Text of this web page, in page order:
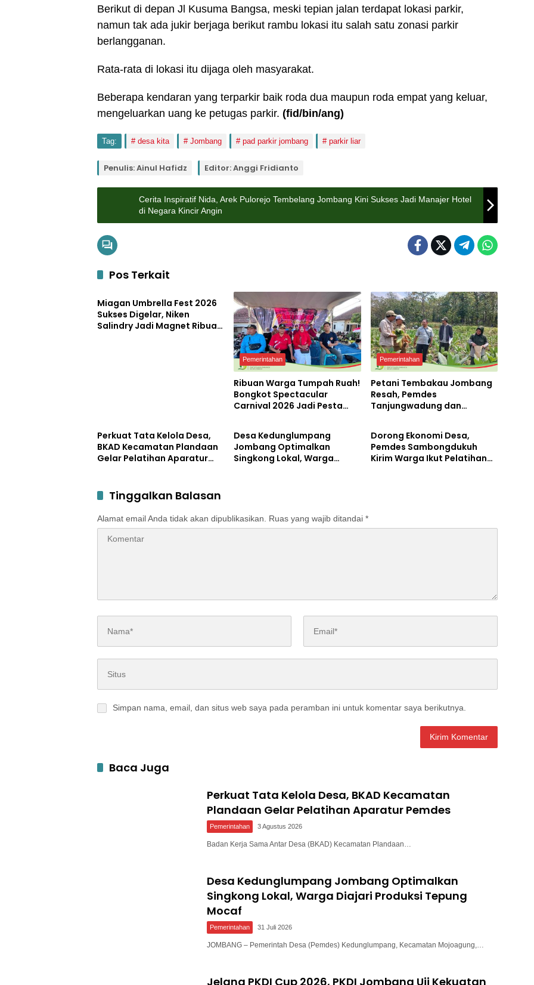
Berikut di depan Jl Kusuma Bangsa, meski tepian jalan terdapat lokasi parkir,
namun tak ada jukir berjaga berikut rambu lokasi itu salah satu zonasi parkir
berlangganan.
Rata-rata di lokasi itu dijaga oleh masyarakat.
Beberapa kendaran yang terparkir baik roda dua maupun roda empat yang keluar,
mengeluarkan uang ke petugas parkir. (fid/bin/ang)
Tag: desa kita Jombang pad parkir jombang parkir liar
Penulis: Ainul Hafidz Editor: Anggi Fridianto
Cerita Inspiratif Nida, Arek Pulorejo Tembelang Jombang Kini Sukses Jadi Manajer Hotel
di Negara Kincir Angin
Pos Terkait
Pemerintahan
Miagan Umbrella Fest 2026
Sukses Digelar, Niken
Salindry Jadi Magnet Ribuan
Pemerintahan
Ribuan Warga Tumpah Ruah!
Bongkot Spectacular
Carnival 2026 Jadi Pesta
Pemerintahan
Petani Tembakau Jombang
Resah, Pemdes
Tanjungwadung dan
Perkuat Tata Kelola Desa,
BKAD Kecamatan Plandaan
Gelar Pelatihan Aparatur
Desa Kedunglumpang
Jombang Optimalkan
Singkong Lokal, Warga
Pemerintahan
Dorong Ekonomi Desa,
Pemdes Sambongdukuh
Kirim Warga Ikut Pelatihan
Tinggalkan Balasan
Alamat email Anda tidak akan dipublikasikan. Ruas yang wajib ditandai *
Simpan nama, email, dan situs web saya pada peramban ini untuk komentar saya berikutnya.
Baca Juga
Perkuat Tata Kelola Desa, BKAD Kecamatan
Plandaan Gelar Pelatihan Aparatur Pemdes
Pemerintahan 3 Agustus 2026
Badan Kerja Sama Antar Desa (BKAD) Kecamatan Plandaan…
Desa Kedunglumpang Jombang Optimalkan
Singkong Lokal, Warga Diajari Produksi Tepung
Mocaf
Pemerintahan 31 Juli 2026
JOMBANG – Pemerintah Desa (Pemdes) Kedunglumpang, Kecamatan Mojoagung,…
Jelang PKDI Cup 2026, PKDI Jombang Uji Kekuatan